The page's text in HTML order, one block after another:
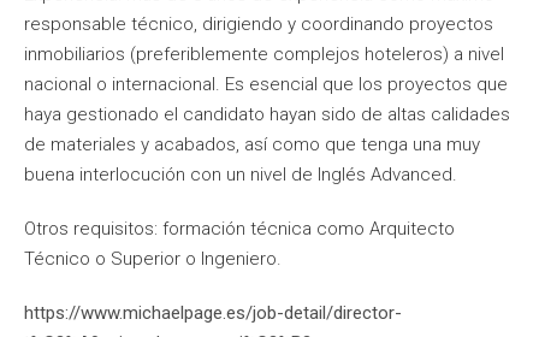
responsable técnico, dirigiendo y coordinando proyectos
inmobiliarios (preferiblemente complejos hoteleros) a nivel
nacional o internacional. Es esencial que los proyectos que
haya gestionado el candidato hayan sido de altas calidades
de materiales y acabados, así como que tenga una muy
buena interlocución con un nivel de Inglés Advanced.
Otros requisitos: formación técnica como Arquitecto
Técnico o Superior o Ingeniero.
https://www.michaelpage.es/job-detail/director-